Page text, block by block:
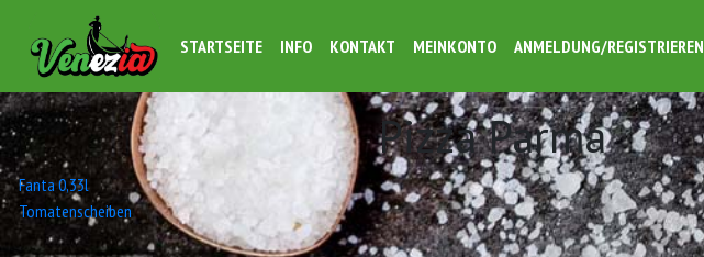
STARTSEITE INFO KONTAKT MEINKONTO ANMELDUNG/REGISTRIEREN
Pizza Parma
Beitrags-
Navigation
Fanta 0,33l
Tomatenscheiben